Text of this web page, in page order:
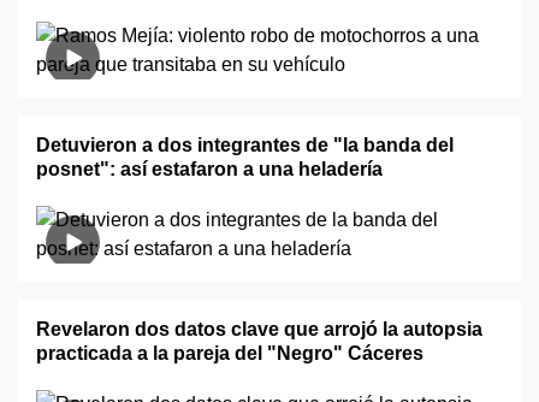
Detuvieron a dos integrantes de "la banda del
posnet": así estafaron a una heladería
Revelaron dos datos clave que arrojó la autopsia
practicada a la pareja del "Negro" Cáceres